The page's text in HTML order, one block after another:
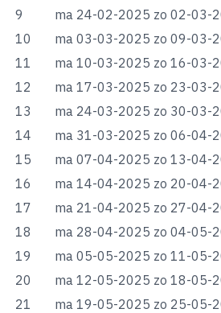
9
ma 24-02-2025 zo 02-03-
10
ma 03-03-2025 zo 09-03-
11
ma 10-03-2025 zo 16-03-
12
ma 17-03-2025 zo 23-03-
13
ma 24-03-2025 zo 30-03-
14
ma 31-03-2025 zo 06-04-
15
ma 07-04-2025 zo 13-04-
16
ma 14-04-2025 zo 20-04-
17
ma 21-04-2025 zo 27-04-
18
ma 28-04-2025 zo 04-05-
19
ma 05-05-2025 zo 11-05-
20
ma 12-05-2025 zo 18-05-
21
ma 19-05-2025 zo 25-05-